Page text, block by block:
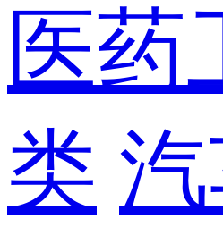
医药
类